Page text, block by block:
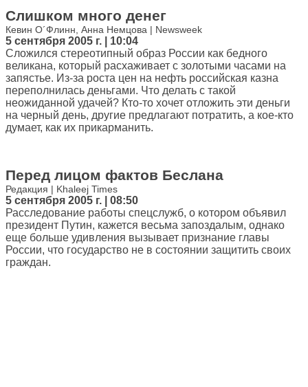
Слишком много денег
Кевин О´Флинн, Анна Немцова | Newsweek
5 сентября 2005 г. | 10:04
Сложился стереотипный образ России как бедного
великана, который расхаживает с золотыми часами на
запястье. Из-за роста цен на нефть российская казна
переполнилась деньгами. Что делать с такой
неожиданной удачей? Кто-то хочет отложить эти деньги
на черный день, другие предлагают потратить, а кое-кто
думает, как их прикарманить.
Перед лицом фактов Беслана
Редакция | Khaleej Times
5 сентября 2005 г. | 08:50
Расследование работы спецслужб, о котором объявил
президент Путин, кажется весьма запоздалым, однако
еще больше удивления вызывает признание главы
России, что государство не в состоянии защитить своих
граждан.